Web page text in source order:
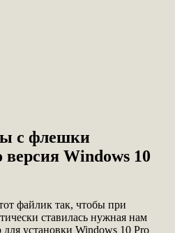
с флешки
версия Windows 10
файлик так, чтобы при
ставилась нужная нам
установки Windows 10 Pro